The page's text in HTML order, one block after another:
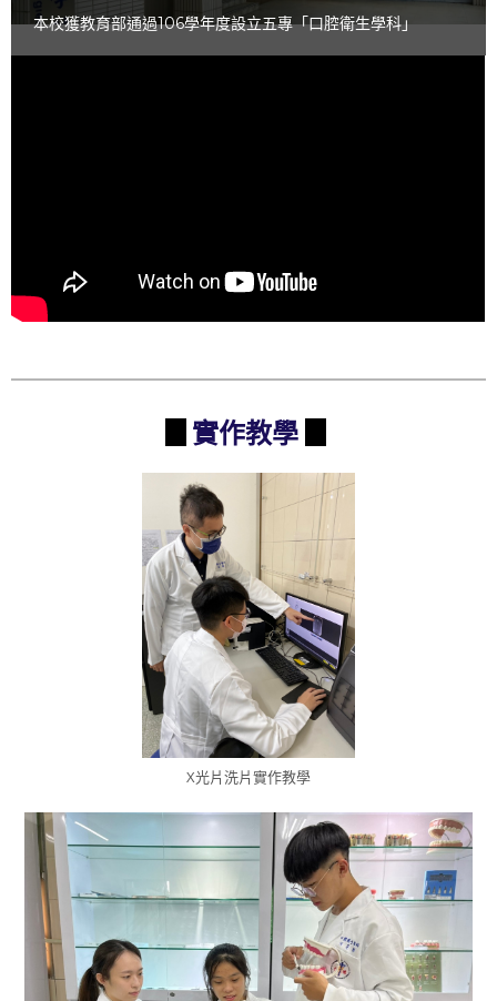
牙科模擬專業教室(C405)
實作教學
X光片洗片實作教學